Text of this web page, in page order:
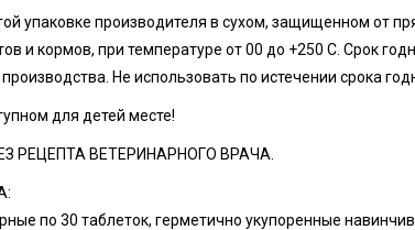
упаковке производителя в сухом, защищенном от
и кормов, при температуре от 00 до +250 С. Срок
Не использовать по истечении срока
для детей месте!
РЕЦЕПТА ВЕТЕРИНАРНОГО ВРАЧА.
по 30 таблеток, герметично укупоренные